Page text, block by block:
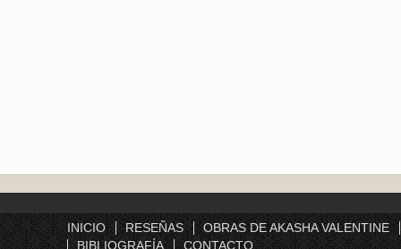
INICIO RESEÑAS
OBRAS DE AKASHA VALENTINE
BIBLIOGRAFÍA
CONTACTO